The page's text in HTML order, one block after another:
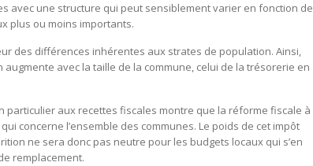
avec une structure qui peut sensiblement varier en fonction de
plus ou moins importants.
des différences inhérentes aux strates de population. Ainsi,
avec la taille de la commune, celui de la trésorerie en
aux recettes fiscales montre que la réforme fiscale à
concerne l’ensemble des communes. Le poids de cet impôt
ne sera donc pas neutre pour les budgets locaux qui s’en
remplacement.